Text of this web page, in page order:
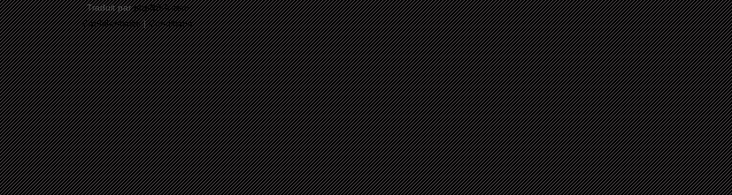
Traduit parphpBB-fr.com
Confidentialité|Conditions